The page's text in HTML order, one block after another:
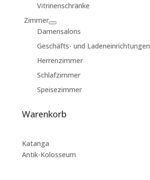
Vitrinenschränke
Zimmer
Damensalons
Geschäfts- und Ladeneinrichtungen
Herrenzimmer
Schlafzimmer
Speisezimmer
Warenkorb
Katanga
Antik-Kolosseum